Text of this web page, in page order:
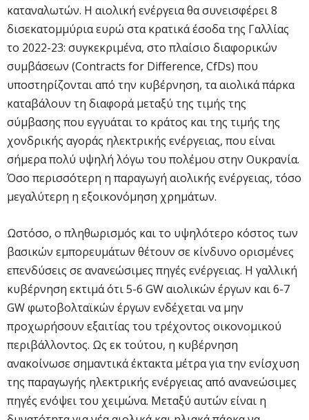
καταναλωτών. Η αιολική ενέργεια θα συνεισφέρει 8
δισεκατομμύρια ευρώ στα κρατικά έσοδα της Γαλλίας
το 2022-23: συγκεκριμένα, στο πλαίσιο διαφορικών
συμβάσεων (Contracts for Difference, CfDs) που
υποστηρίζονται από την κυβέρνηση, τα αιολικά πάρκα
καταβάλουν τη διαφορά μεταξύ της τιμής της
σύμβασης που εγγυάται το κράτος και της τιμής της
χονδρικής αγοράς ηλεκτρικής ενέργειας, που είναι
σήμερα πολύ υψηλή λόγω του πολέμου στην Ουκρανία.
Όσο περισσότερη η παραγωγή αιολικής ενέργειας, τόσο
μεγαλύτερη η εξοικονόμηση χρημάτων.
Ωστόσο, ο πληθωρισμός και το υψηλότερο κόστος των
βασικών εμπορευμάτων θέτουν σε κίνδυνο ορισμένες
επενδύσεις σε ανανεώσιμες πηγές ενέργειας. Η γαλλική
κυβέρνηση εκτιμά ότι 5-6 GW αιολικών έργων και 6-7
GW φωτοβολταϊκών έργων ενδέχεται να μην
προχωρήσουν εξαιτίας του τρέχοντος οικονομικού
περιβάλλοντος. Ως εκ τούτου, η κυβέρνηση
ανακοίνωσε σημαντικά έκτακτα μέτρα για την ενίσχυση
της παραγωγής ηλεκτρικής ενέργειας από ανανεώσιμες
πηγές ενόψει του χειμώνα. Μεταξύ αυτών είναι η